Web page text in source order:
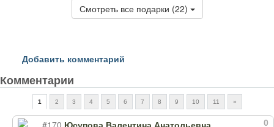
Смотреть все подарки (22)
Добавить комментарий
Комментарии
1 2 3 4 5 6 7 8 9 10 11 »
0
#170